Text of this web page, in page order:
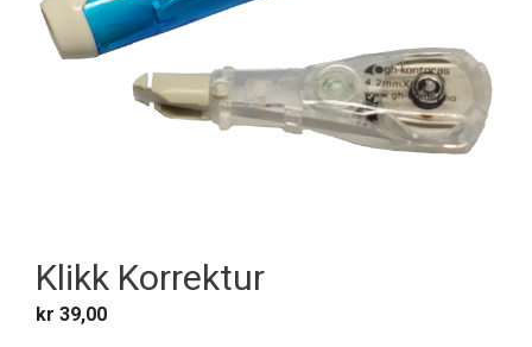
Klikk Korrektur
kr 39,00